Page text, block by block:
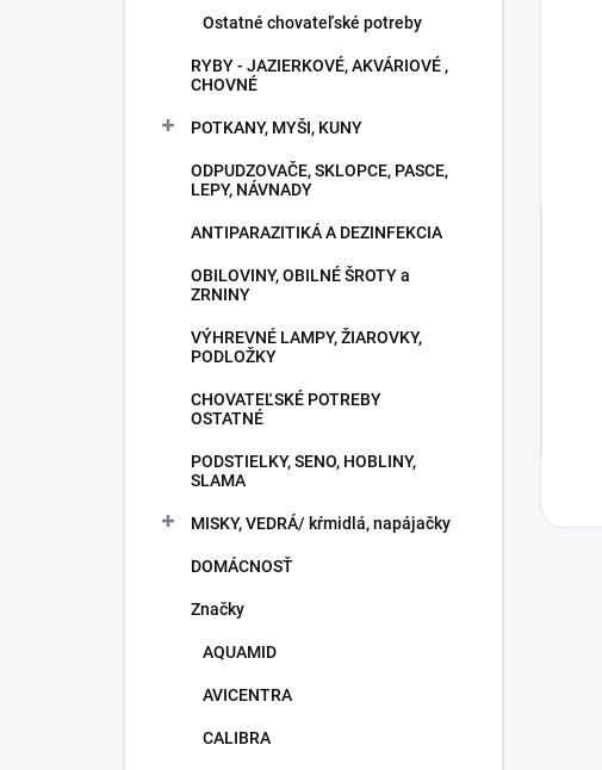
Ostatné chovateľské potreby
RYBY - JAZIERKOVÉ, AKVÁRIOVÉ ,
CHOVNÉ
POTKANY, MYŠI, KUNY
ODPUDZOVAČE, SKLOPCE, PASCE,
LEPY, NÁVNADY
ANTIPARAZITIKÁ A DEZINFEKCIA
OBILOVINY, OBILNÉ ŠROTY a
ZRNINY
VÝHREVNÉ LAMPY, ŽIAROVKY,
PODLOŽKY
CHOVATEĽSKÉ POTREBY
OSTATNÉ
PODSTIELKY, SENO, HOBLINY,
SLAMA
MISKY, VEDRÁ/ kŕmidlá, napájačky
DOMÁCNOSŤ
Značky
AQUAMID
AVICENTRA
CALIBRA